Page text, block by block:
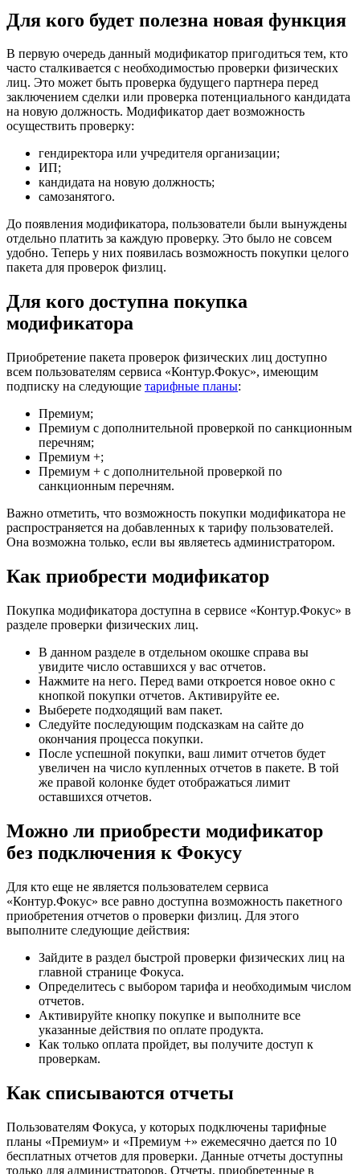
Для кого будет полезна новая функция
В первую очередь данный модификатор пригодиться тем, кто
часто сталкивается с необходимостью проверки физических
лиц. Это может быть проверка будущего партнера перед
заключением сделки или проверка потенциального кандидата
на новую должность. Модификатор дает возможность
осуществить проверку:
гендиректора или учредителя организации;
ИП;
кандидата на новую должность;
самозанятого.
До появления модификатора, пользователи были вынуждены
отдельно платить за каждую проверку. Это было не совсем
удобно. Теперь у них появилась возможность покупки целого
пакета для проверок физлиц.
Для кого доступна покупка
модификатора
Приобретение пакета проверок физических лиц доступно
всем пользователям сервиса «Контур.Фокус», имеющим
подписку на следующие тарифные планы:
Премиум;
Премиум с дополнительной проверкой по санкционным
перечням;
Премиум +;
Премиум + с дополнительной проверкой по
санкционным перечням.
Важно отметить, что возможность покупки модификатора не
распространяется на добавленных к тарифу пользователей.
Она возможна только, если вы являетесь администратором.
Как приобрести модификатор
Покупка модификатора доступна в сервисе «Контур.Фокус» в
разделе проверки физических лиц.
В данном разделе в отдельном окошке справа вы
увидите число оставшихся у вас отчетов.
Нажмите на него. Перед вами откроется новое окно с
кнопкой покупки отчетов. Активируйте ее.
Выберете подходящий вам пакет.
Следуйте последующим подсказкам на сайте до
окончания процесса покупки.
После успешной покупки, ваш лимит отчетов будет
увеличен на число купленных отчетов в пакете. В той
же правой колонке будет отображаться лимит
оставшихся отчетов.
Можно ли приобрести модификатор
без подключения к Фокусу
Для кто еще не является пользователем сервиса
«Контур.Фокус» все равно доступна возможность пакетного
приобретения отчетов о проверки физлиц. Для этого
выполните следующие действия:
Зайдите в раздел быстрой проверки физических лиц на
главной странице Фокуса.
Определитесь с выбором тарифа и необходимым числом
отчетов.
Активируйте кнопку покупке и выполните все
указанные действия по оплате продукта.
Как только оплата пройдет, вы получите доступ к
проверкам.
Как списываются отчеты
Пользователям Фокуса, у которых подключены тарифные
планы «Премиум» и «Премиум +» ежемесячно дается по 10
бесплатных отчетов для проверки. Данные отчеты доступны
только для администраторов. Отчеты, приобретенные в